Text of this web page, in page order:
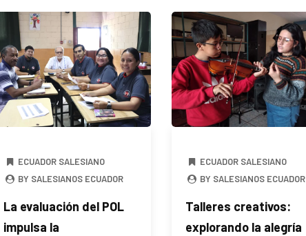
ECUADOR SALESIANO
BY SALESIANOS ECUADOR
La evaluación del POL
impulsa la
ECUADOR SALESIANO
BY SALESIANOS ECUADOR
Talleres creativos:
explorando la alegría